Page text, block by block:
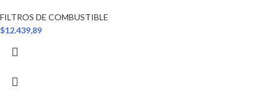
FILTROS DE COMBUSTIBLE
$12.439,89